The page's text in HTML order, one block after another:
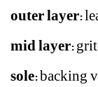
outer layer:
mid layer:
sole: backing